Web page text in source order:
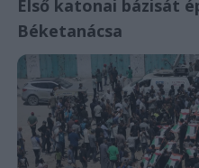
Első katonai bázisát
Béketanácsa